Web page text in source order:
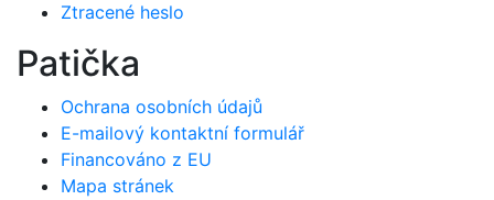
Ztracené heslo
Patička
Ochrana osobních údajů
E-mailový kontaktní formulář
Financováno z EU
Mapa stránek